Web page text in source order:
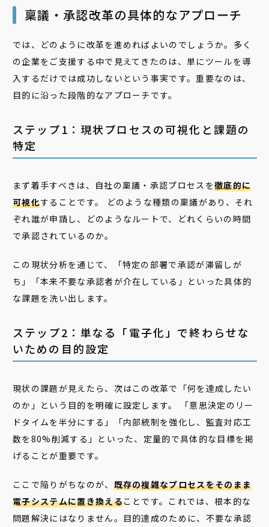
稟議・承認改革の具体的なアプローチ
では、どのように改革を進めればよいのでしょうか。多く
の企業をご支援する中で見えてきたのは、単にツールを導
入するだけでは成功しないという事実です。重要なのは、
目的に沿った段階的なアプローチです。
ステップ1：現状プロセスの可視化と課題の
特定
まず着手すべきは、自社の稟議・承認プロセスを徹底的に
可視化することです。 どのような種類の稟議があり、それ
ぞれ誰が申請し、どのようなルートで、どれくらいの時間
で承認されているのか。
この現状分析を通じて、「特定の部署で承認が滞留しが
ち」「本来不要な承認者が介在している」といった具体的
な課題を洗い出します。
ステップ2：単なる「電子化」で終わらせな
いための目的設定
現状の課題が見えたら、次はこの改革で「何を達成したい
のか」という目的を明確に設定します。 「意思決定のリー
ドタイムを半分にする」「内部統制を強化し、監査対応工
数を80%削減する」といった、定量的で具体的な目標を掲
げることが重要です。
ここで陥りがちなのが、 既存の複雑なプロセスをそのまま
電子システムに置き換えることです。これでは、根本的な
問題解決にはなりません。目的達成のために、不要な承認